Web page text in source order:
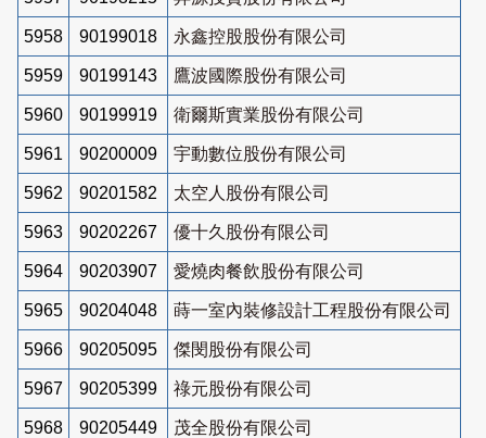
5958 90199018 永鑫控股股份有限公司
5959 90199143 鷹波國際股份有限公司
5960 90199919 衛爾斯實業股份有限公司
5961 90200009 宇動數位股份有限公司
5962 90201582 太空人股份有限公司
5963 90202267 優十久股份有限公司
5964 90203907 愛燒肉餐飲股份有限公司
5965 90204048 蒔一室內裝修設計工程股份有限公司
5966 90205095 傑閔股份有限公司
5967 90205399 祿元股份有限公司
5968 90205449 茂全股份有限公司